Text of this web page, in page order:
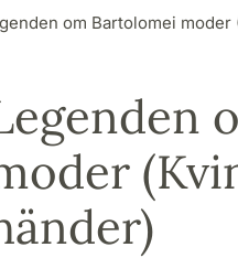
om Bartolomei moder